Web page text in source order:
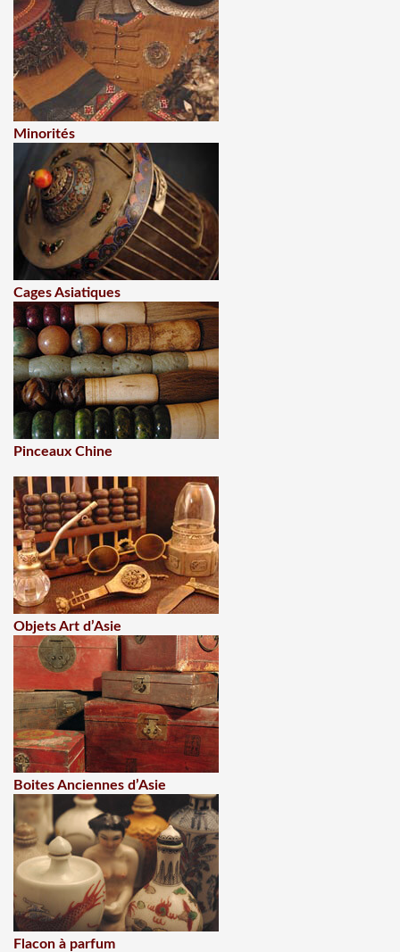
Minorités
Cages Asiatiques
Pinceaux Chine
Objets Art d’Asie
Boites Anciennes d’Asie
Flacon à parfum